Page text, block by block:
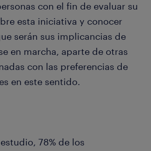
con el fin de evaluar su
esta iniciativa y conocer
serán sus implicancias de
en marcha, aparte de otras
con las preferencias de
en este sentido.
78% de los